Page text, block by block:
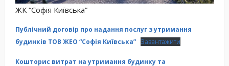
ЖК “Софія Київська”
Публічний договір про надання послуг з утримання
будинків ТОВ ЖЕО “Софія Київська” Завантажити
Кошторис витрат на утримання будинку та